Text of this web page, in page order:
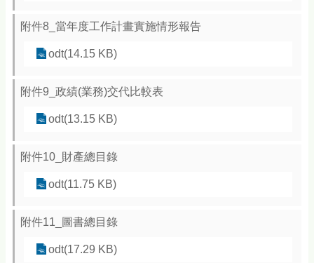
附件8_當年度工作計畫實施情形報告
odt(14.15 KB)
附件9_政績(業務)交代比較表
odt(13.15 KB)
附件10_財產總目錄
odt(11.75 KB)
附件11_圖書總目錄
odt(17.29 KB)